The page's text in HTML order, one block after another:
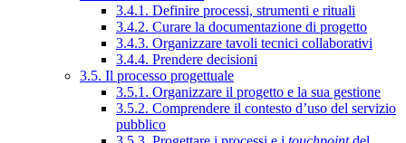
3.4.1. Definire processi, strumenti e rituali
3.4.2. Curare la documentazione di progetto
3.4.3. Organizzare tavoli tecnici collaborativi
3.4.4. Prendere decisioni
3.5. Il processo progettuale
3.5.1. Organizzare il progetto e la sua gestione
3.5.2. Comprendere il contesto d’uso del servizio
pubblico